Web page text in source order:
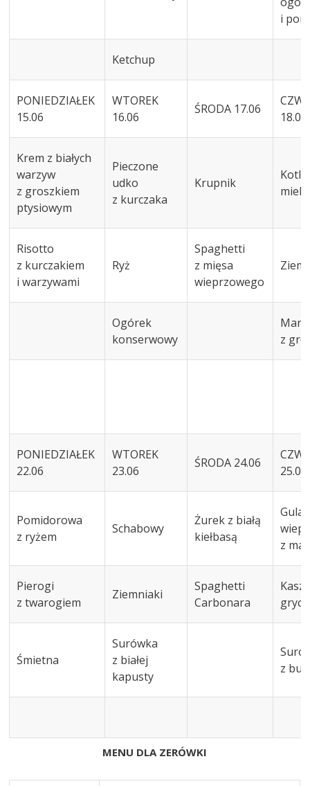
i
Ketchup
PONIEDZIAŁEK
15.06
WTOREK
16.06
ŚRODA 17.06
18.06
Krem z białych
warzyw
z groszkiem
ptysiowym
Pieczone
udko
z kurczaka
Krupnik
Risotto
z kurczakiem
i warzywami
Ryż
Spaghetti
z mięsa
wieprzowego
Ogórek
konserwowy
z
PONIEDZIAŁEK
22.06
WTOREK
23.06
ŚRODA 24.06
25.06
Pomidorowa
z ryżem
Schabowy
Żurek z białą
kiełbasą
z
Pierogi
z twarogiem
Ziemniaki
Spaghetti
Carbonara
Śmietna
Surówka
z białej
kapusty
z
MENU DLA ZERÓWKI